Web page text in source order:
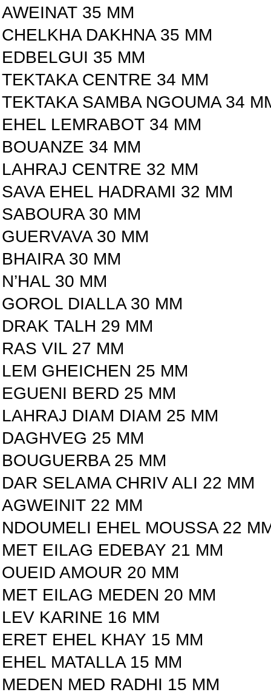
AWEINAT 35 MM
CHELKHA DAKHNA 35 MM
EDBELGUI 35 MM
TEKTAKA CENTRE 34 MM
TEKTAKA SAMBA NGOUMA 34
EHEL LEMRABOT 34 MM
BOUANZE 34 MM
LAHRAJ CENTRE 32 MM
SAVA EHEL HADRAMI 32 MM
SABOURA 30 MM
GUERVAVA 30 MM
BHAIRA 30 MM
N’HAL 30 MM
GOROL DIALLA 30 MM
DRAK TALH 29 MM
RAS VIL 27 MM
LEM GHEICHEN 25 MM
EGUENI BERD 25 MM
LAHRAJ DIAM DIAM 25 MM
DAGHVEG 25 MM
BOUGUERBA 25 MM
DAR SELAMA CHRIV ALI 22 MM
AGWEINIT 22 MM
NDOUMELI EHEL MOUSSA 22
MET EILAG EDEBAY 21 MM
OUEID AMOUR 20 MM
MET EILAG MEDEN 20 MM
LEV KARINE 16 MM
ERET EHEL KHAY 15 MM
EHEL MATALLA 15 MM
MEDEN MED RADHI 15 MM